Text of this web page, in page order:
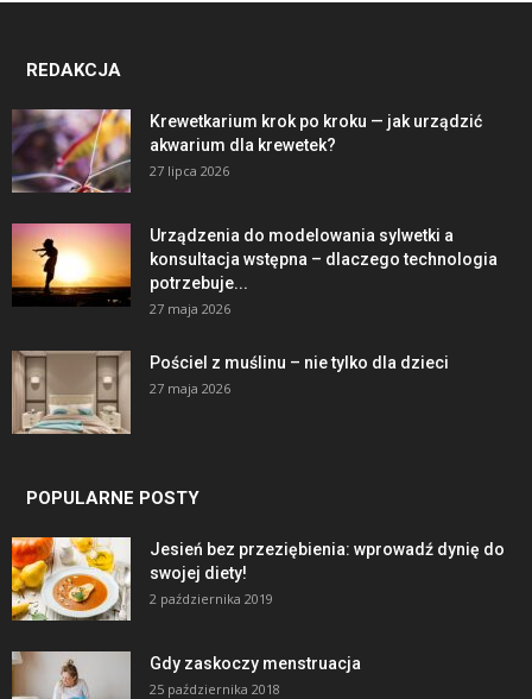
REDAKCJA
Krewetkarium krok po kroku — jak urządzić
akwarium dla krewetek?
27 lipca 2026
Urządzenia do modelowania sylwetki a
konsultacja wstępna – dlaczego technologia
potrzebuje...
27 maja 2026
Pościel z muślinu – nie tylko dla dzieci
27 maja 2026
POPULARNE POSTY
Jesień bez przeziębienia: wprowadź dynię do
swojej diety!
2 października 2019
Gdy zaskoczy menstruacja
25 października 2018